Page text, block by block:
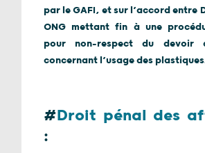
par le GAFI, et sur l’accord entre
ONG mettant fin à une
pour non-respect du devoir
concernant l’usage des
#Droit pénal des
: